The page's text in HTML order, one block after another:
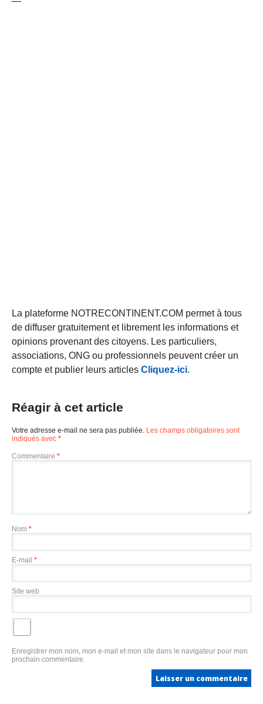
La plateforme NOTRECONTINENT.COM permet à tous
de diffuser gratuitement et librement les informations et
opinions provenant des citoyens. Les particuliers,
associations, ONG ou professionnels peuvent créer un
compte et publier leurs articles Cliquez-ici.
Réagir à cet article
Votre adresse e-mail ne sera pas publiée. Les champs obligatoires sont
indiqués avec *
Commentaire *
Nom *
E-mail *
Site web
Enregistrer mon nom, mon e-mail et mon site dans le navigateur pour mon
prochain commentaire.